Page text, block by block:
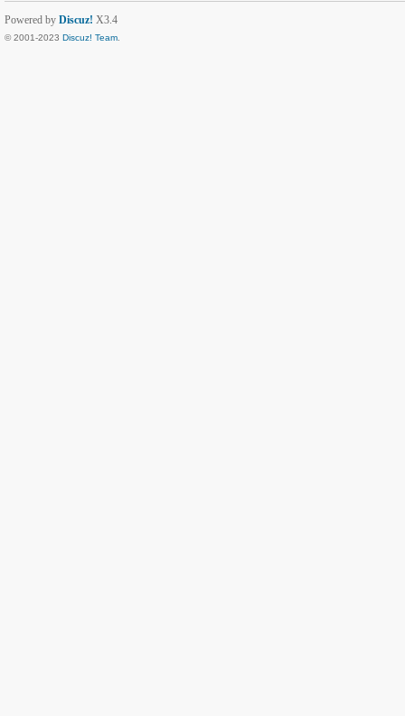
Powered by Discuz! X3.4
© 2001-2023 Discuz! Team